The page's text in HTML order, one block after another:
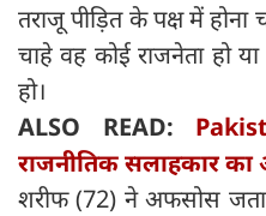
तराजू पीड़ित के पक्ष में
चाहे वह कोई राजनेता हो या
हो।
ALSO READ:
राजनीतिक सलाहकार का
शरीफ (72) ने अफसोस